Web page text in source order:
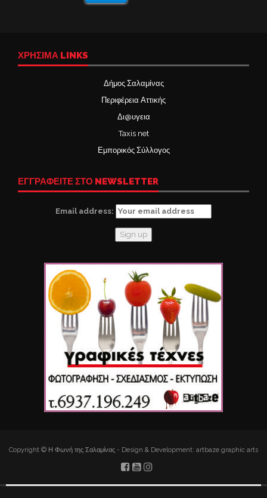
ΧΡΉΣΙΜΑ LINKS
Δήμος Σαλαμίνας
Περιφέρεια Αττικής
Δι@υγεια
Taxis net
Εμπορικός Σύλλογος
ΕΓΓΡΑΦΕΙΤΕ ΣΤΟ NEWSLETTER
Email address:
Copyright © Η Φωνή της Σαλαμίνας - Design & Development: artbaze graphic arts